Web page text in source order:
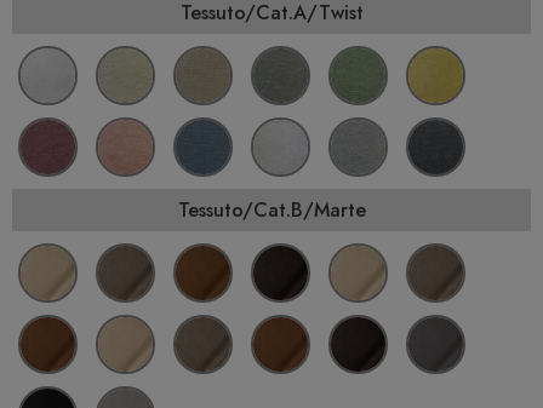
Tessuto/Cat.A/Twist
Tessuto/Cat.B/Marte